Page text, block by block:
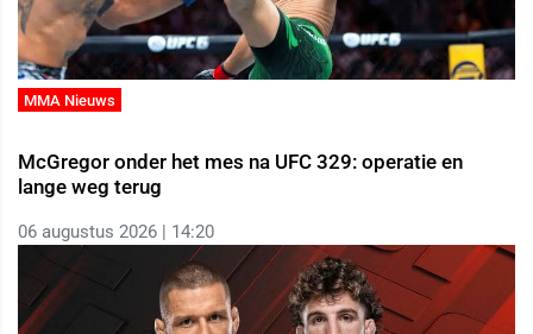
MMA Nieuws
McGregor onder het mes na UFC 329: operatie en
lange weg terug
06 augustus 2026 | 14:20